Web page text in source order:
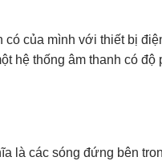
của mình với thiết bị
hệ thống âm thanh có độ
là các sóng đứng bên